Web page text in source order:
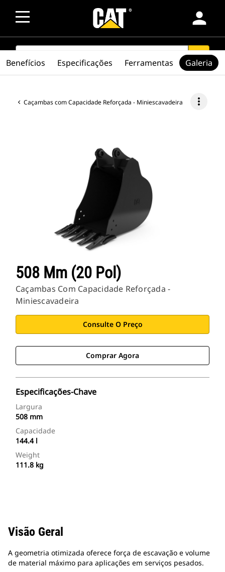
person
SEARCH search
Caçambas com Capacidade Reforçada - Miniescavadeira more_vert
508 Mm (20 Pol)
Caçambas Com Capacidade Reforçada -
Miniescavadeira
Consulte O Preço
Comprar Agora
Especificações-Chave
Largura
508 mm
Capacidade
144.4 l
Weight
111.8 kg
Benefícios Especificações Ferramentas Galeria
Visão Geral
A geometria otimizada oferece força de escavação e volume
de material máximo para aplicações em serviços pesados.